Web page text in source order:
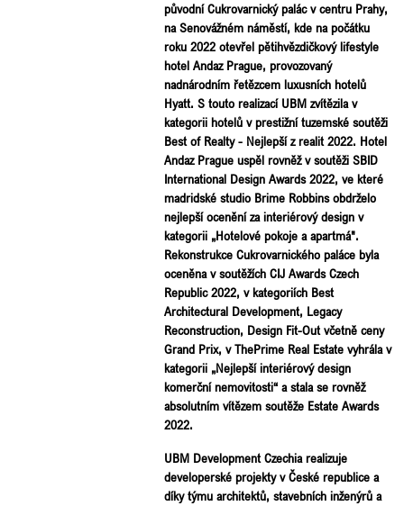
původní Cukrovarnický palác v centru Prahy,
na Senovážném náměstí, kde na počátku
roku 2022 otevřel pětihvězdičkový lifestyle
hotel Andaz Prague, provozovaný
nadnárodním řetězcem luxusních hotelů
Hyatt. S touto realizací UBM zvítězila v
kategorii hotelů v prestižní tuzemské soutěži
Best of Realty - Nejlepší z realit 2022. Hotel
Andaz Prague uspěl rovněž v soutěži SBID
International Design Awards 2022, ve které
madridské studio Brime Robbins obdrželo
nejlepší ocenění za interiérový design v
kategorii „Hotelové pokoje a apartmá".
Rekonstrukce Cukrovarnického paláce byla
oceněna v soutěžích CIJ Awards Czech
Republic 2022, v kategoriích Best
Architectural Development, Legacy
Reconstruction, Design Fit-Out včetně ceny
Grand Prix, v ThePrime Real Estate vyhrála v
kategorii „Nejlepší interiérový design
komerční nemovitosti“ a stala se rovněž
absolutním vítězem soutěže Estate Awards
2022.
UBM Development Czechia realizuje
developerské projekty v České republice a
díky týmu architektů, stavebních inženýrů a